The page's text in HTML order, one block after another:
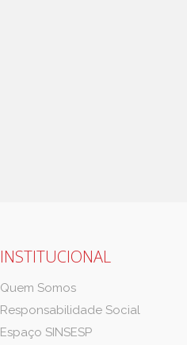
INSTITUCIONAL
Quem Somos
Responsabilidade Social
Espaço SINSESP